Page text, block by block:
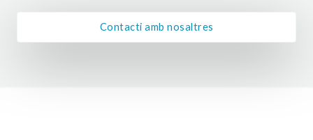
Contacti amb nosaltres